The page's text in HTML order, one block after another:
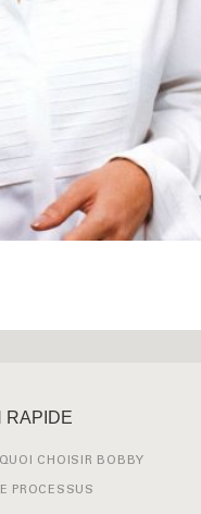
RAPIDE
CHOISIR BOBBY
PROCESSUS